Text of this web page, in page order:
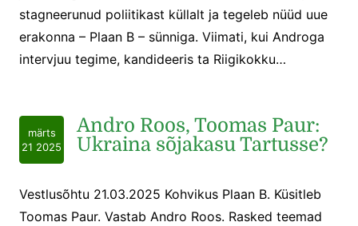
stagneerunud poliitikast küllalt ja tegeleb nüüd uue
erakonna – Plaan B – sünniga. Viimati, kui Androga
intervjuu tegime, kandideeris ta Riigikokku…
märts
21 2025
Andro Roos, Toomas Paur:
Ukraina sõjakasu Tartusse?
Vestlusõhtu 21.03.2025 Kohvikus Plaan B. Küsitleb
Toomas Paur. Vastab Andro Roos. Rasked teemad